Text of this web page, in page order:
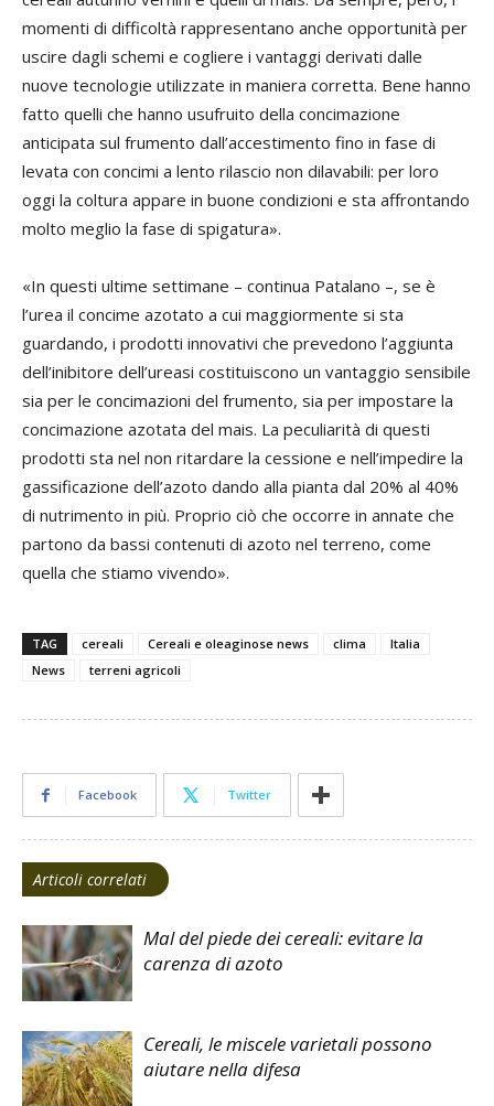
momenti di difficoltà rappresentano anche opportunità per
uscire dagli schemi e cogliere i vantaggi derivati dalle
nuove tecnologie utilizzate in maniera corretta. Bene hanno
fatto quelli che hanno usufruito della concimazione
anticipata sul frumento dall’accestimento fino in fase di
levata con concimi a lento rilascio non dilavabili: per loro
oggi la coltura appare in buone condizioni e sta affrontando
molto meglio la fase di spigatura».
«In questi ultime settimane – continua Patalano –, se è
l’urea il concime azotato a cui maggiormente si sta
guardando, i prodotti innovativi che prevedono l’aggiunta
dell’inibitore dell’ureasi costituiscono un vantaggio sensibile
sia per le concimazioni del frumento, sia per impostare la
concimazione azotata del mais. La peculiarità di questi
prodotti sta nel non ritardare la cessione e nell’impedire la
gassificazione dell’azoto dando alla pianta dal 20% al 40%
di nutrimento in più. Proprio ciò che occorre in annate che
partono da bassi contenuti di azoto nel terreno, come
quella che stiamo vivendo».
TAG cereali Cereali e oleaginose news clima
Italia
News
terreni agricoli
Facebook Twitter
Articoli correlati
Mal del piede dei cereali: evitare la
carenza di azoto
Cereali, le miscele varietali possono
aiutare nella difesa